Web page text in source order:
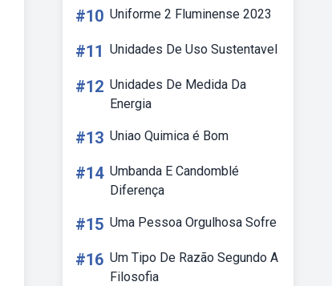
#10 Uniforme 2 Fluminense 2023
#11 Unidades De Uso Sustentavel
#12 Unidades De Medida Da
Energia
#13 Uniao Quimica é Bom
#14 Umbanda E Candomblé
Diferença
#15 Uma Pessoa Orgulhosa Sofre
#16 Um Tipo De Razão Segundo A
Filosofia